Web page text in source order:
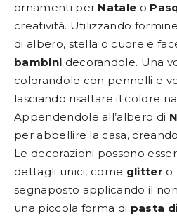
ornamenti per Natale o
creatività. Utilizzando
di albero, stella o cuore e
bambini decorandole. Una
colorandole con pennelli e
lasciando risaltare il colore
Appendendole all’albero di
per abbellire la casa,
Le decorazioni possono
dettagli unici, come glitter o
segnaposto applicando il
una piccola forma di pasta